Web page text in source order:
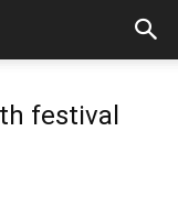
festival